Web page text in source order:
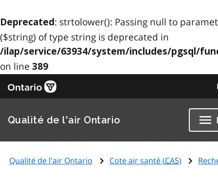
Deprecated: strtolower(): Passing null to
($string) of type string is deprecated in
/ilap/service/63934/system/includes/pgsql/
on line 389
Qualité de l'air Ontario
Qualité de l'air Ontario Cote air santé (CAS)